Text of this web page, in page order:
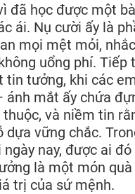
đã học được một
ái. Nụ cười ấy là
mọi mệt mỏi,
uổng phí. Tiếp
tin tưởng, khi các
ánh mắt ấy chứa
và niềm tin
dựa vững chắc.
nay, được ai
là một món quà
trị của sứ mệnh.